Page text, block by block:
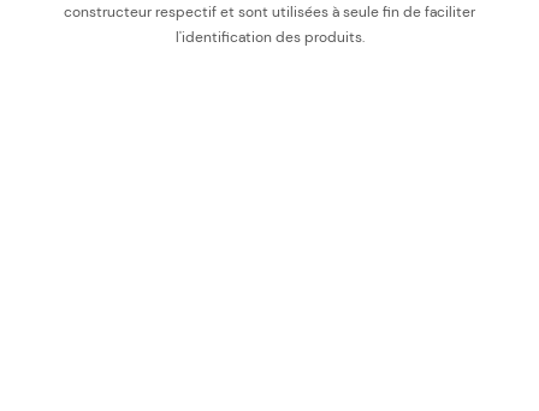
constructeur respectif et sont utilisées à seule fin de faciliter
l'identification des produits.